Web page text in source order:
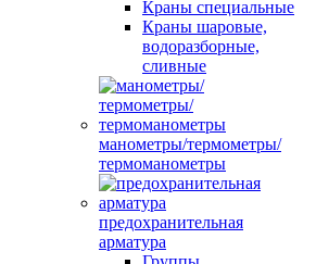
Краны специальные
Краны шаровые,
водоразборные,
сливные
манометры/термометры/
термоманометры
предохранительная
арматура